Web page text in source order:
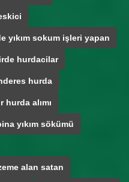
yıkım sokum işleri yapan
hurdacilar
hurda
hurda alımı
yıkım sökümü
alan satan